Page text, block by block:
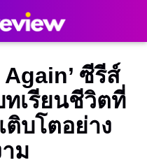
ซีรีส์
ทเรียนชีวิตที่
บโตอย่าง
ม